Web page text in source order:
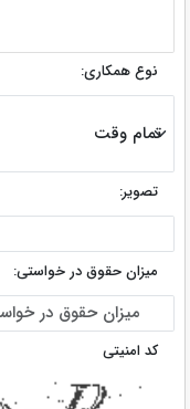
نوع همکاری:
تصویر:
میزان حقوق در خواستی:
کد امنیتی